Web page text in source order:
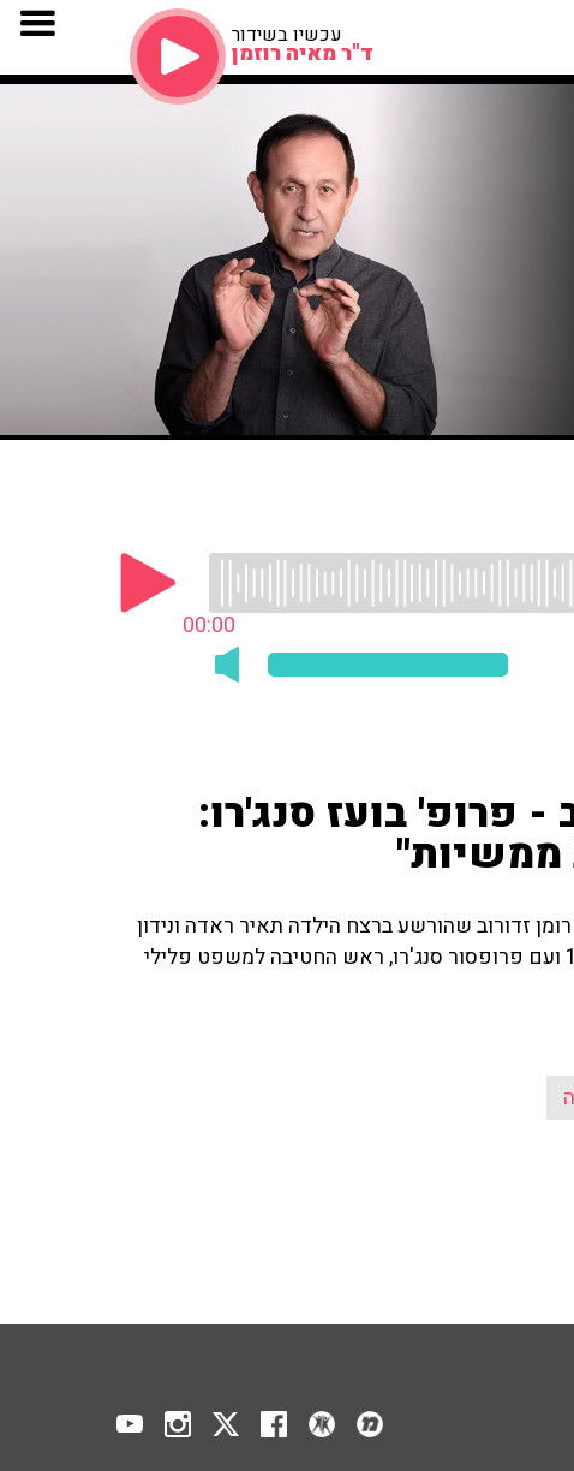
עכשיו בשידור
ד"ר מאיה רוזמן
00:00
פרופ' בועז סנג'רו:
ממשיות"
זדורוב שהורשע ברצח הילדה תאיר ראדה ונידון
למאסר עולם. גבי משוחח עם רעות מישור מחדשות 10 ועם פרופסור סנג'רו, ראש החטיבה למשפט פלילי